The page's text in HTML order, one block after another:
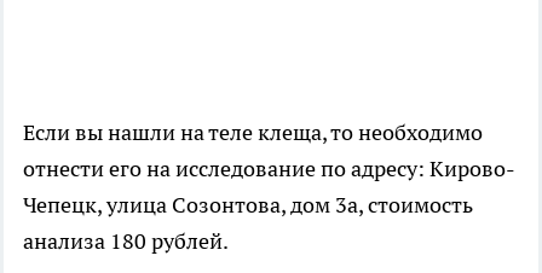
Если вы нашли на теле клеща, то необходимо
отнести его на исследование по адресу: Кирово-
Чепецк, улица Созонтова,дом 3а, стоимость
анализа 180 рублей.